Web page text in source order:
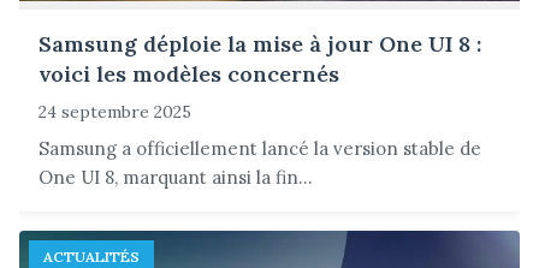
Samsung déploie la mise à jour One UI 8 :
voici les modèles concernés
24 septembre 2025
Samsung a officiellement lancé la version stable de
One UI 8, marquant ainsi la fin...
ACTUALITÉS